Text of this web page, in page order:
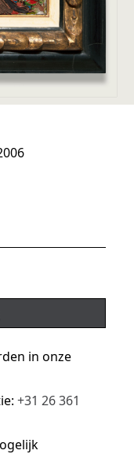
in onze
+31 26 361